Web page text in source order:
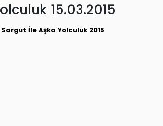
15.03.2015
İle Aşka Yolculuk 2015